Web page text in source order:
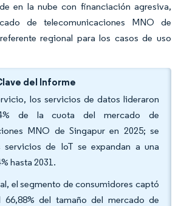
en la nube con financiación agresiva,
de telecomunicaciones MNO de
regional para los casos de uso
del Informe
los servicios de datos lideraron
de la cuota del mercado de
MNO de Singapur en 2025; se
servicios de IoT se expandan a una
hasta 2031.
el segmento de consumidores captó
66,88% del tamaño del mercado de